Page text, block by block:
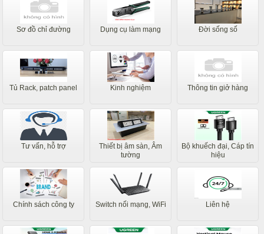
Sơ đồ chỉ đường Dụng cụ làm mạng Đời sống số
Tủ Rack, patch panel Kinh nghiệm Thông tin giở hàng
Tư vấn, hỗ trợ
Thiết bị âm sàn, Âm
tường
Bộ khuếch đại, Cáp tín
hiệu
Chính sách công ty Switch nối mạng, WiFi Liên hệ